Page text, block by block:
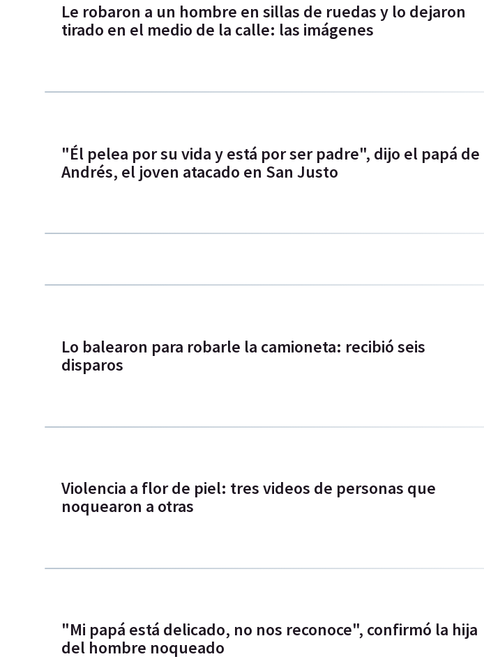
Le robaron a un hombre en sillas de ruedas y lo dejaron
tirado en el medio de la calle: las imágenes
"Él pelea por su vida y está por ser padre", dijo el papá de
Andrés, el joven atacado en San Justo
Lo balearon para robarle la camioneta: recibió seis
disparos
Violencia a flor de piel: tres videos de personas que
noquearon a otras
"Mi papá está delicado, no nos reconoce", confirmó la hija
del hombre noqueado